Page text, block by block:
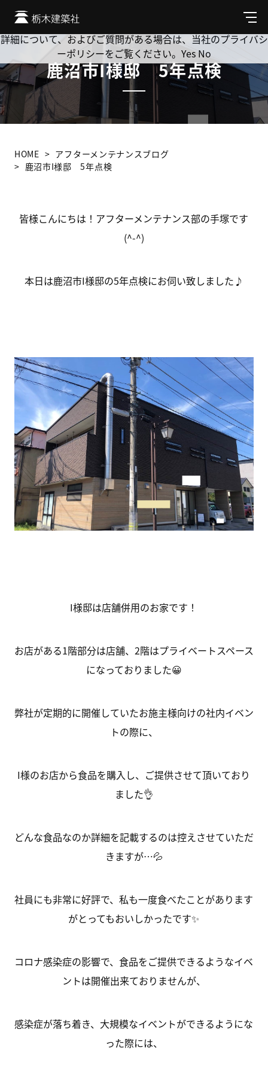
メ
ニ
ュ
鹿沼市I様邸 5年点検
HOME
アフターメンテナンスブログ
鹿沼市I様邸 5年点検
皆様こんにちは！アフターメンテナンス部の手塚です
(^-^)
本日は鹿沼市I様邸の5年点検にお伺い致しました♪
I様邸は店舗併用のお家です！
お店がある1階部分は店舗、2階はプライベートスペース
になっておりました😀
弊社が定期的に開催していたお施主様向けの社内イベン
トの際に、
I様のお店から食品を購入し、ご提供させて頂いており
ました👌
どんな食品なのか詳細を記載するのは控えさせていただ
きますが…💦
社員にも非常に好評で、私も一度食べたことがあります
がとってもおいしかったです✨
コロナ感染症の影響で、食品をご提供できるようなイベ
ントは開催出来ておりませんが、
感染症が落ち着き、大規模なイベントができるようにな
った際には、
Cookie を使用して、お客様の活動を追跡してもよろしいです
か? 当社ではお客様のプライバシーを極めて重視しています。
詳細について、およびご質問がある場合は、当社のプライバシ
ーポリシーをご覧ください。 Yes No